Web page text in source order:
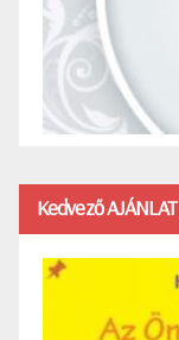
Kedvező AJÁNLAT